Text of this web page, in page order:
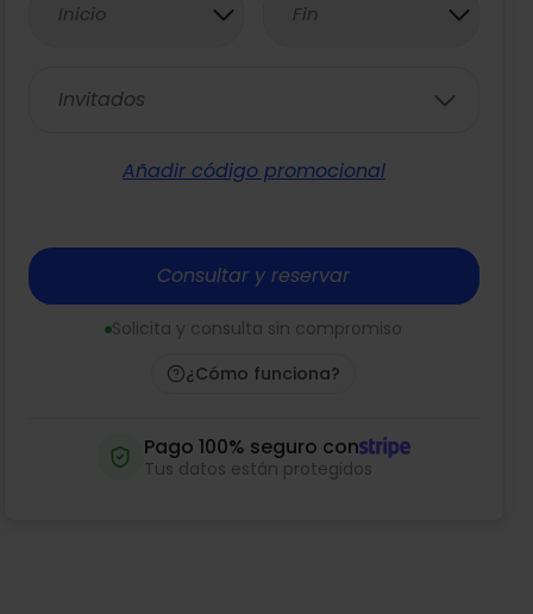
Inicio Fin
Invitados
Añadir código promocional
Consultar y reservar
Solicita y consulta sin compromiso
¿Cómo funciona?
Pago 100% seguro con
Tus datos están protegidos